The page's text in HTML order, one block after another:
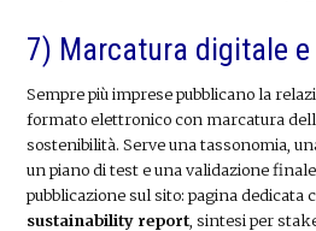
7) Marcatura digitale
Sempre più imprese pubblicano la
formato elettronico con marcatura
sostenibilità. Serve una tassonomia,
un piano di test e una validazione
pubblicazione sul sito: pagina dedicata
sustainability report , sintesi per